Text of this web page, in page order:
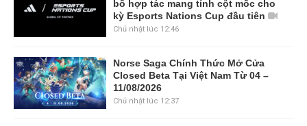
bố hợp tác mang tính cột mốc cho
kỳ Esports Nations Cup đầu tiên
Chủ nhật lúc 12:46
Norse Saga Chính Thức Mở Cửa
Closed Beta Tại Việt Nam Từ 04 –
11/08/2026
Chủ nhật lúc 12:37